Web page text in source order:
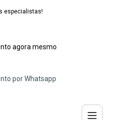
especialistas!
agora mesmo
por Whatsapp